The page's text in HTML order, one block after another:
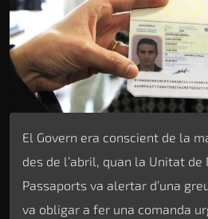
El Govern era conscient de la
des de l’abril, quan la Unitat
Passaports va alertar d’una
va obligar a fer una comanda